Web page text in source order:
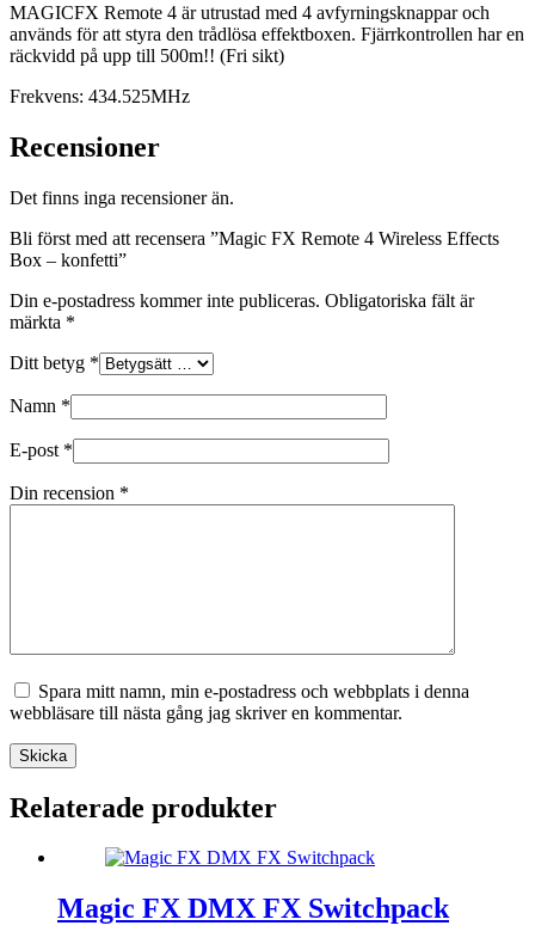
MAGICFX Remote 4 är utrustad med 4 avfyrningsknappar och
används för att styra den trådlösa effektboxen. Fjärrkontrollen har en
räckvidd på upp till 500m!! (Fri sikt)
Frekvens: 434.525MHz
Recensioner
Det finns inga recensioner än.
Bli först med att recensera ”Magic FX Remote 4 Wireless Effects
Box – konfetti”
Din e-postadress kommer inte publiceras. Obligatoriska fält är
märkta *
Ditt betyg *
Namn *
E-post *
Din recension *
Spara mitt namn, min e-postadress och webbplats i denna
webbläsare till nästa gång jag skriver en kommentar.
Skicka
Relaterade produkter
Magic FX DMX FX Switchpack